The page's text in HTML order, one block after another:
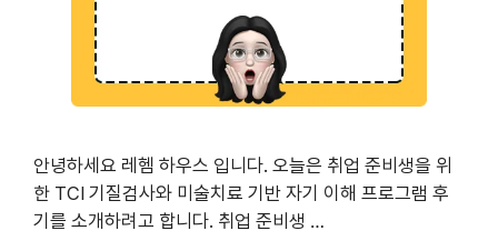
안녕하세요 레헴 하우스 입니다. 오늘은 취업 준비생을 위
한 TCI 기질검사와 미술치료 기반 자기 이해 프로그램 후
기를 소개하려고 합니다. 취업 준비생 …